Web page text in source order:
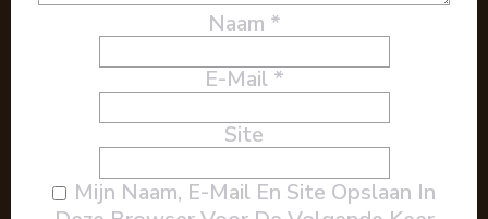
Naam *
E-Mail *
Site
Mijn Naam, E-Mail En Site Opslaan In